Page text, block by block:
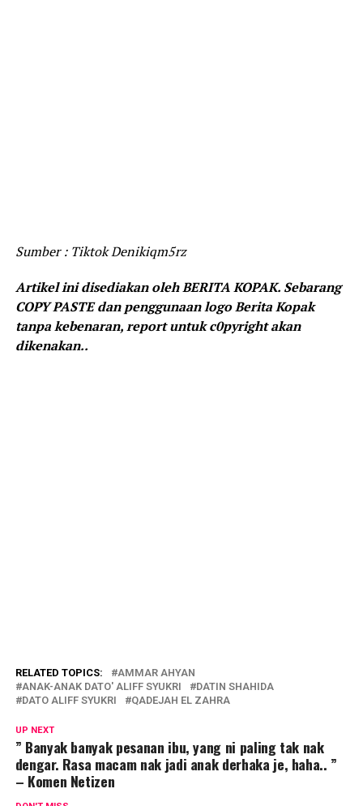
Sumber : Tiktok Denikiqm5rz
Artikel ini disediakan oleh BERITA KOPAK. Sebarang
COPY PASTE dan penggunaan logo Berita Kopak
tanpa kebenaran, report untuk c0pyright akan
dikenakan..
RELATED TOPICS:
AMMAR AHYAN
ANAK-ANAK DATO' ALIFF SYUKRI
DATIN SHAHIDA
DATO ALIFF SYUKRI
QADEJAH EL ZAHRA
UP NEXT
” Banyak banyak pesanan ibu, yang ni paling tak nak
dengar. Rasa macam nak jadi anak derhaka je, haha.. ”
– Komen Netizen